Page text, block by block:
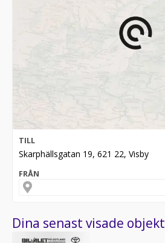
TILL
Skarphällsgatan 19, 621 22, Visby
FRÅN
Dina senast visade objekt